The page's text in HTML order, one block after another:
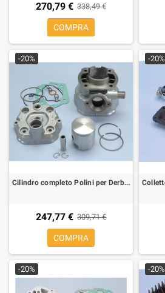
270,79 € 338,49 €
COMPRA
-20%
Cilindro completo Polini per Derbi Senda, GPR 50 euro 2 80 cc Ø 50 H2O, sp. Ø 12
247,77 € 309,71 €
COMPRA
-20%
-20% -20%